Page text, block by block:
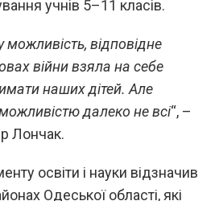
учнів 5–11 класів.
відповідне
війни взяла на себе
наших дітей. Але
далеко не всі“, –
Лончак.
освіти і науки відзначив
Одеської області, які